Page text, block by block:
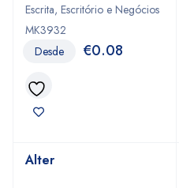
Escrita, Escritório e Negócios
MK3932
Desde €0.08
Alter